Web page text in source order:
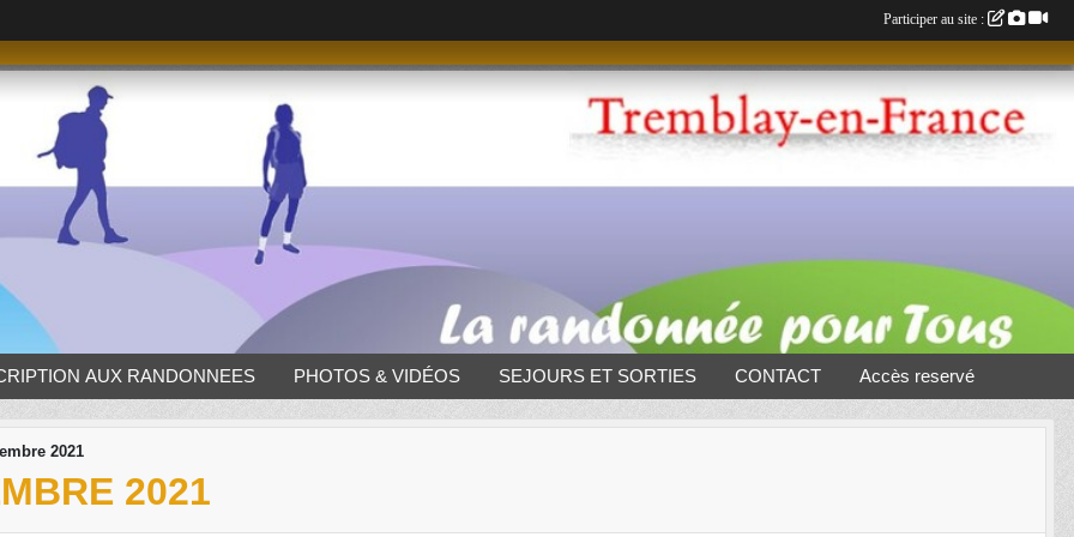
AUX RANDONNEES PHOTOS & VIDÉOS SEJOURS ET SORTIES CONTACT Accès reservé
2021
2021
Participer au site :